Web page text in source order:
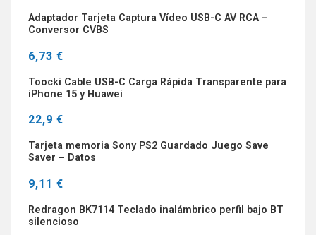
Adaptador Tarjeta Captura Vídeo USB-C AV RCA –
Conversor CVBS
6,73 €
Toocki Cable USB-C Carga Rápida Transparente para
iPhone 15 y Huawei
22,9 €
Tarjeta memoria Sony PS2 Guardado Juego Save
Saver – Datos
9,11 €
Redragon BK7114 Teclado inalámbrico perfil bajo BT
silencioso